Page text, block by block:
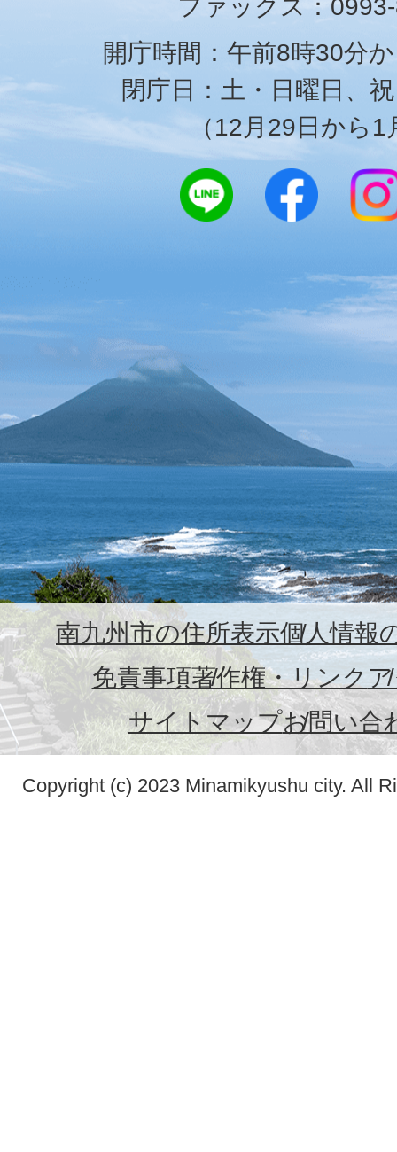
ファックス：
開庁時間：午前8時30分
閉庁日：土・日曜日、
（12月29日から1
南九州市の住所表示個人情報
免責事項著作権・リンク
サイトマップお問い合
Copyright (c) 2023 Minamikyushu city. All